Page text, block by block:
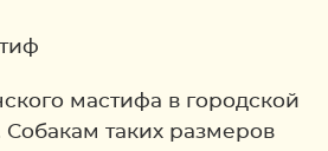
мастифа в городской
Собакам таких размеров